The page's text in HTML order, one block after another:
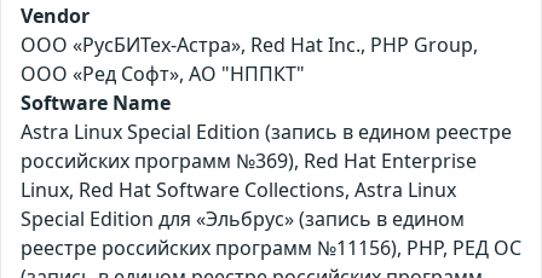
Vendor
ООО «РусБИТех-Астра», Red Hat Inc., PHP Group,
ООО «Ред Софт», АО "НППКТ"
Software Name
Astra Linux Special Edition (запись в едином реестре
российских программ №369), Red Hat Enterprise
Linux, Red Hat Software Collections, Astra Linux
Special Edition для «Эльбрус» (запись в едином
реестре российских программ №11156), PHP, РЕД ОС